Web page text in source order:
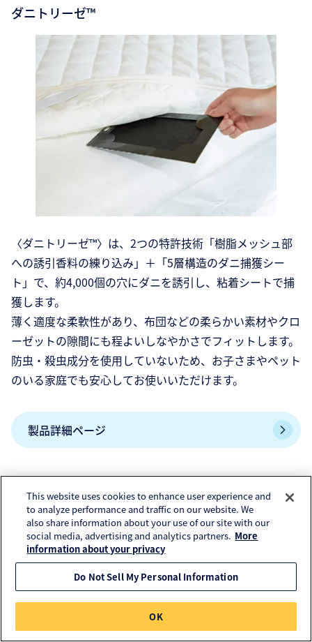
ダニトリーゼ™
〈ダニトリーゼ™〉は、2つの特許技術「樹脂メッシュ部
への誘引香料の練り込み」＋「5層構造のダニ捕獲シー
ト」で、約4,000個の穴にダニを誘引し、粘着シートで捕
獲します。
薄く適度な柔軟性があり、布団などの柔らかい素材やクロ
ーゼットの隙間にも程よいしなやかさでフィットします。
防虫・殺虫成分を使用していないため、お子さまやペット
のいる家庭でも安心してお使いいただけます。
製品詳細ページ
関連コラム
This website uses cookies to enhance user experience and
to analyze performance and traffic on our website. We
also share information about your use of our site with our
social media, advertising and analytics partners. More
information about your privacy
Do Not Sell My Personal Information
OK